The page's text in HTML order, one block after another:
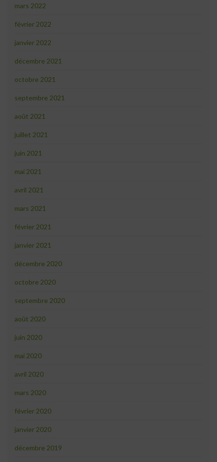
mars 2022
février 2022
janvier 2022
décembre 2021
octobre 2021
septembre 2021
août 2021
juillet 2021
juin 2021
mai 2021
avril 2021
mars 2021
février 2021
janvier 2021
décembre 2020
octobre 2020
septembre 2020
août 2020
juin 2020
mai 2020
avril 2020
mars 2020
février 2020
janvier 2020
décembre 2019